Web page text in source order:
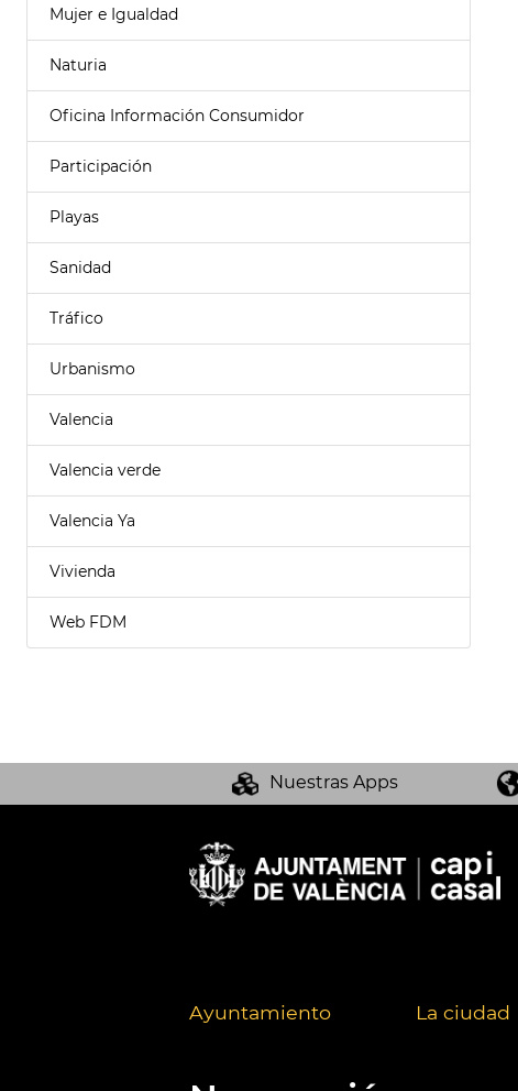
Mujer e Igualdad
Naturia
Oficina Información Consumidor
Participación
Playas
Sanidad
Tráfico
Urbanismo
Valencia
Valencia verde
Valencia Ya
Vivienda
Web FDM
Nuestras Apps
Ayuntamiento La ciudad